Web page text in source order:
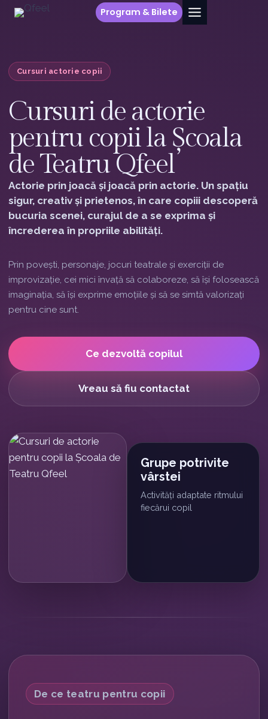
Skip
Program & Bilete
Cursuri actorie copii
Cursuri de actorie
pentru copii la Școala
de Teatru Qfeel
Actorie prin joacă și joacă prin actorie. Un spațiu
sigur, creativ și prietenos, în care copiii descoperă
bucuria scenei, curajul de a se exprima și
încrederea în propriile abilități.
Prin povești, personaje, jocuri teatrale și exerciții de
improvizație, cei mici învață să colaboreze, să își folosească
imaginația, să își exprime emoțiile și să se simtă valorizați
pentru cine sunt.
Ce dezvoltă copilul
Vreau să fiu contactat
Grupe potrivite
vârstei
Activități adaptate ritmului
fiecărui copil
De ce teatru pentru copii